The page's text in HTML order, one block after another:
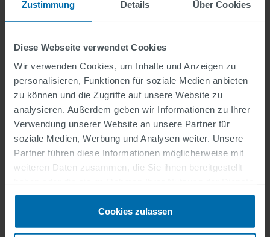
Zustimmung Details Über Cookies
Diese Webseite verwendet Cookies
Wir verwenden Cookies, um Inhalte und Anzeigen zu
personalisieren, Funktionen für soziale Medien anbieten
zu können und die Zugriffe auf unsere Website zu
analysieren. Außerdem geben wir Informationen zu Ihrer
Verwendung unserer Website an unsere Partner für
soziale Medien, Werbung und Analysen weiter. Unsere
Partner führen diese Informationen möglicherweise mit
weiteren Daten zusammen, die Sie ihnen bereitgestellt
gesammelt haben.
Cookies zulassen
Infos zur Bewerbung
SWARCO Niederlassungen | Weltweit
#WeAreSWARCO